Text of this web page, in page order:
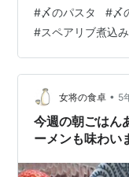
スペアリブの煮込
来上がり！ 〆のパ
み、作ってみまし
個 人参 1/2本 （
す。） ウスターソ
菜ジュー…
#〆のパスタ #〆
#スペアリブ煮込み
女将の食卓 • 5
今週の朝ごはん
ーメンも味わい